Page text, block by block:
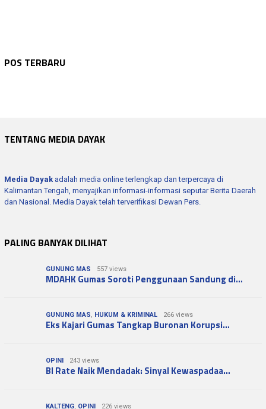
POS TERBARU
KDKMP Siap Serap Produk UMKM dan Perkuat…
Pemerintah Perkuat BULOG untuk Jaga Swas…
NASIONAL Agustus 9, 2026
Pemerintah Tegaskan Hoaks Digital Bisa C…
NASIONAL Agustus 9, 2026
WARTA KEPOLISIAN
TENTANG MEDIA DAYAK
Media Dayak adalah media online terlengkap dan terpercaya di
Kalimantan Tengah, menyajikan informasi-informasi seputar Berita Daerah
dan Nasional. Media Dayak telah terverifikasi Dewan Pers.
PALING BANYAK DILIHAT
GUNUNG MAS 557 views
MDAHK Gumas Soroti Penggunaan Sandung di…
GUNUNG MAS, HUKUM & KRIMINAL 266 views
Eks Kajari Gumas Tangkap Buronan Korupsi…
OPINI 243 views
BI Rate Naik Mendadak: Sinyal Kewaspadaa…
KALTENG, OPINI 226 views